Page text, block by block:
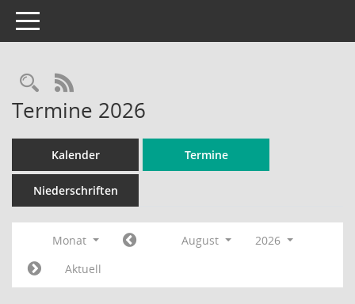
Toggle navigation
Rechercheauswahl
RSS-Feed
Termine 2026
Kalender Termine
Niederschriften
Monat August
2026
Aktuell